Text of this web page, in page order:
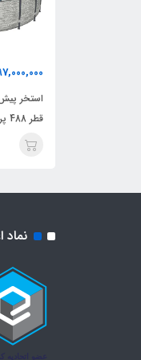
استخر
قطر 488 پرومکس بست وی
نماد